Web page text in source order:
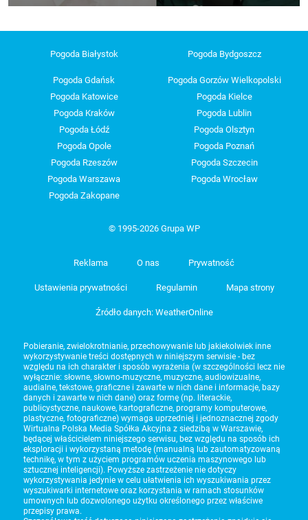
Pogoda Białystok Pogoda Bydgoszcz
Pogoda Gdańsk
Pogoda Gorzów Wielkopolski
Pogoda Katowice
Pogoda Kielce
Pogoda Kraków
Pogoda Lublin
Pogoda Łódź
Pogoda Olsztyn
Pogoda Opole
Pogoda Poznań
Pogoda Rzeszów
Pogoda Szczecin
Pogoda Warszawa
Pogoda Wrocław
Pogoda Zakopane
© 1995-2026 Grupa WP
Reklama O nas Prywatność
Ustawienia prywatności Regulamin Mapa strony
Źródło danych: WeatherOnline
Pobieranie, zwielokrotnianie, przechowywanie lub jakiekolwiek inne
wykorzystywanie treści dostępnych w niniejszym serwisie - bez
względu na ich charakter i sposób wyrażenia (w szczególności lecz nie
wyłącznie: słowne, słowno-muzyczne, muzyczne, audiowizualne,
audialne, tekstowe, graficzne i zawarte w nich dane i informacje, bazy
danych i zawarte w nich dane) oraz formę (np. literackie,
publicystyczne, naukowe, kartograficzne, programy komputerowe,
plastyczne, fotograficzne) wymaga uprzedniej i jednoznacznej zgody
Wirtualna Polska Media Spółka Akcyjna z siedzibą w Warszawie,
będącej właścicielem niniejszego serwisu, bez względu na sposób ich
eksploracji i wykorzystaną metodę (manualną lub zautomatyzowaną
technikę, w tym z użyciem programów uczenia maszynowego lub
sztucznej inteligencji). Powyższe zastrzeżenie nie dotyczy
wykorzystywania jedynie w celu ułatwienia ich wyszukiwania przez
wyszukiwarki internetowe oraz korzystania w ramach stosunków
umownych lub dozwolonego użytku określonego przez właściwe
przepisy prawa.